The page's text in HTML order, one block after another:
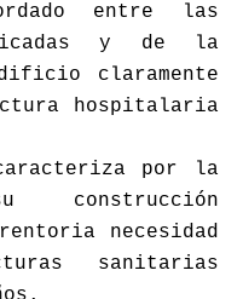
entre las
y de la
claramente
hospitalaria
por la
construcción
necesidad
sanitarias